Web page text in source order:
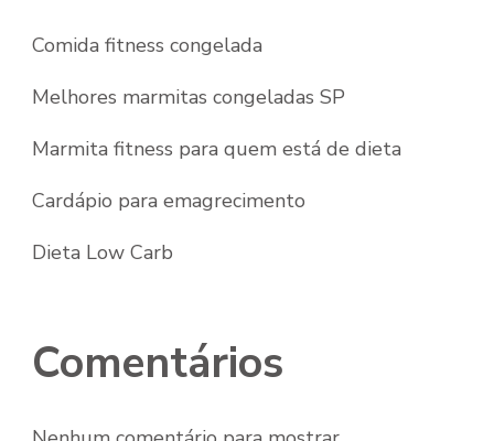
Comida fitness congelada
Melhores marmitas congeladas SP
Marmita fitness para quem está de dieta
Cardápio para emagrecimento
Dieta Low Carb
Comentários